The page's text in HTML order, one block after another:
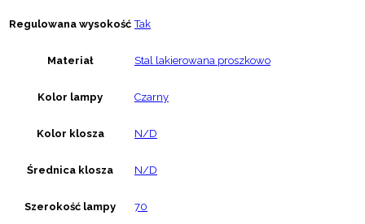
Regulowana wysokość Tak
Materiał Stal lakierowana proszkowo
Kolor lampy Czarny
Kolor klosza N/D
Średnica klosza N/D
Szerokość lampy 70